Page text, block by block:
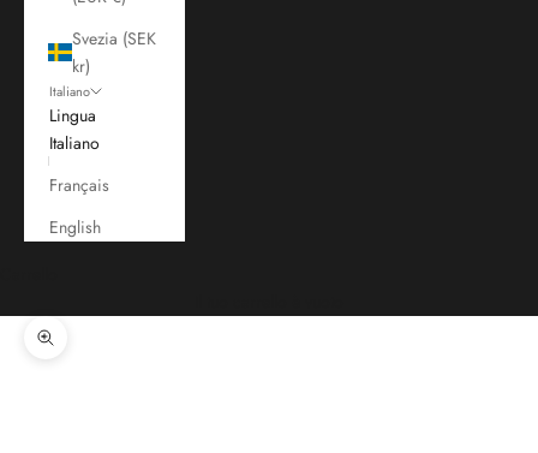
Svezia (SEK
kr)
Italiano
Lingua
Italiano
Français
English
Ingrandisci immagine